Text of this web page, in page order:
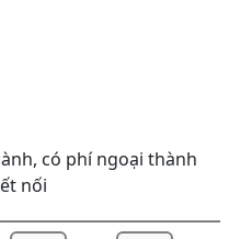
có phí ngoại thành
nối